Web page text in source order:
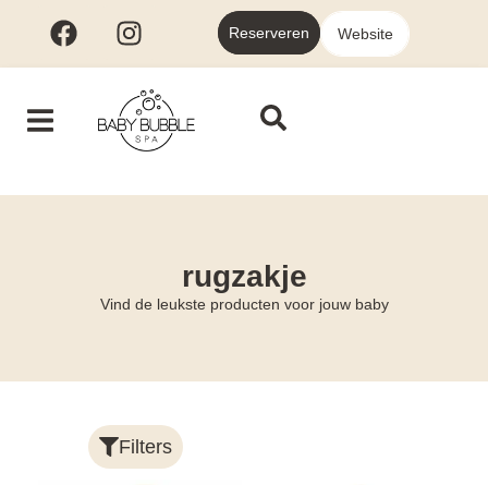
Reserveren Website
rugzakje
Vind de leukste producten voor jouw baby
Filters